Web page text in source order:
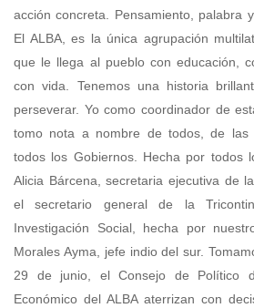
acción concreta. Pensamiento, palabra
El ALBA, es la única agrupación
que le llega al pueblo con educación,
con vida. Tenemos una historia
perseverar. Yo como coordinador de
tomo nota a nombre de todos, de las
todos los Gobiernos. Hecha por todos
Alicia Bárcena, secretaria ejecutiva de
el secretario general de la
Investigación Social, hecha por
Morales Ayma, jefe indio del sur.
29 de junio, el Consejo de Político
Económico del ALBA aterrizan con